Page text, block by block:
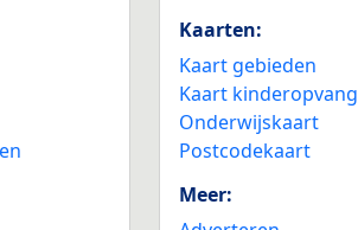
Kaarten:
Kaart gebieden
Kaart kinderopvang
Onderwijskaart
Postcodekaart
Meer: